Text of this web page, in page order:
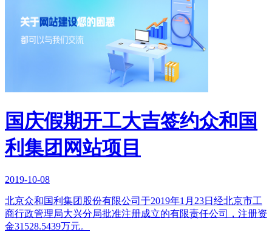
国庆假期开工大吉签约众和国
利集团网站项目
2019-10-08
北京众和国利集团股份有限公司于2019年1月23日经北京市工
商行政管理局大兴分局批准注册成立的有限责任公司，注册资
金31528.5439万元。